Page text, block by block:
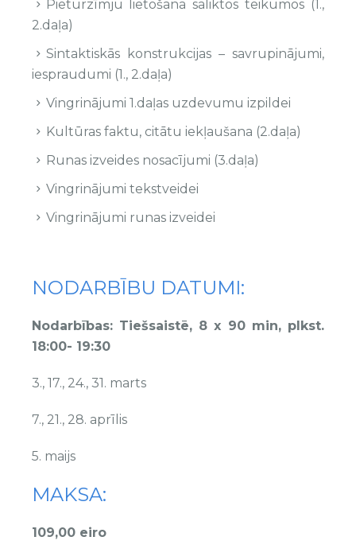
Pieturzīmju lietošana saliktos teikumos (1.,
2.daļa)
Sintaktiskās konstrukcijas – savrupinājumi,
iespraudumi (1., 2.daļa)
Vingrinājumi 1.daļas uzdevumu izpildei
Kultūras faktu, citātu iekļaušana (2.daļa)
Runas izveides nosacījumi (3.daļa)
Vingrinājumi tekstveidei
Vingrinājumi runas izveidei
NODARBĪBU DATUMI:
Nodarbības: Tiešsaistē, 8 x 90 min, plkst.
18:00- 19:30
3., 17., 24., 31. marts
7., 21., 28. aprīlis
5. maijs
MAKSA:
109,00 eiro